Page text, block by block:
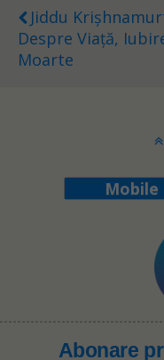
Jiddu
Despre Viață,
Moarte
Mobile
Abonare